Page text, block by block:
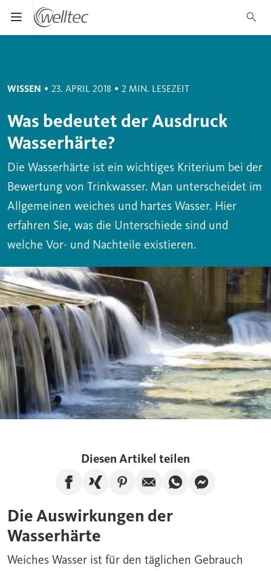
Menü öffnen und schließen Pflichtfeld
Suchen Abbrechen
WISSEN • 23. APRIL 2018 • 2 MIN. LESEZEIT
Was bedeutet der Ausdruck
Wasserhärte?
Die Wasserhärte ist ein wichtiges Kriterium bei der
Bewertung von Trinkwasser. Man unterscheidet im
Allgemeinen weiches und hartes Wasser. Hier
erfahren Sie, was die Unterschiede sind und
welche Vor- und Nachteile existieren.
Diesen Artikel teilen
Artikel auf Facebook teilen
Artikel auf Xing teilen
Artikel auf Pinterest
Artikel per E-Mail
Artikel über
Artikel
Die Auswirkungen der
Wasserhärte
Weiches Wasser ist für den täglichen Gebrauch